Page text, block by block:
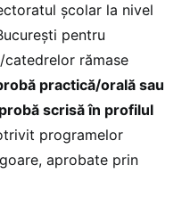
școlar la nivel
pentru
rămase
practică/orală sau
scrisă în profilul
programelor
aprobate prin